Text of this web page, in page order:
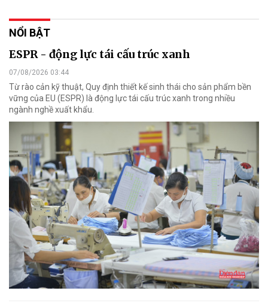
NỔI BẬT
ESPR - động lực tái cấu trúc xanh
07/08/2026 03:44
Từ rào cản kỹ thuật, Quy định thiết kế sinh thái cho sản phẩm bền
vững của EU (ESPR) là động lực tái cấu trúc xanh trong nhiều
ngành nghề xuất khẩu.